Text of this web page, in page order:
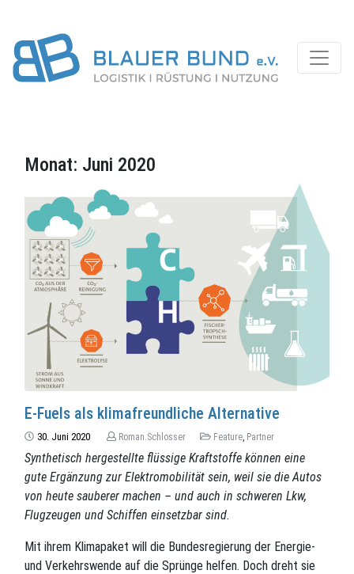
Monat: Juni 2020
E-Fuels als klimafreundliche Alternative
30. Juni 2020 Roman.Schlosser Feature, Partner
Synthetisch hergestellte flüssige Kraftstoffe können eine
gute Ergänzung zur Elektromobilität sein, weil sie die Autos
von heute sauberer machen – und auch in schweren Lkw,
Flugzeugen und Schiffen einsetzbar sind.
Mit ihrem Klimapaket will die Bundesregierung der Energie-
und Verkehrswende auf die Sprünge helfen. Doch dreht sie